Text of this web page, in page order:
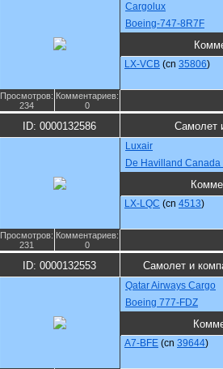
Cargolux
Boeing-747-8R7F
LX-VCB (cn 35806)
Просмотров:
234
Комментариев:
0
ID: 0000132586 Самолет
Luxair
De Havilland
LX-LQC (cn 4513)
Просмотров:
231
Комментариев:
0
ID: 0000132553 Самолет и
Qatar Airways Cargo
Boeing 777-FDZ
A7-BFE (cn 39644)